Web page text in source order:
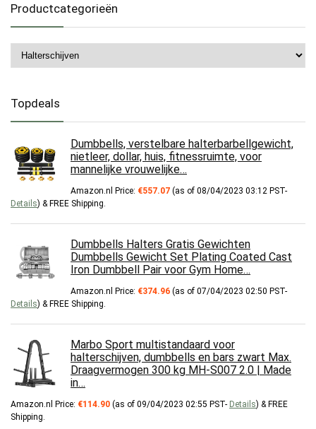
Productcategorieën
Topdeals
Dumbbells, verstelbare halterbarbellgewicht,
nietleer, dollar, huis, fitnessruimte, voor
mannelijke vrouwelijke…
Amazon.nl Price: €557.07 (as of 08/04/2023 03:12 PST-
Details) & FREE Shipping
Dumbbells Halters Gratis Gewichten
Dumbbells Gewicht Set Plating Coated Cast
Iron Dumbbell Pair voor Gym Home…
Amazon.nl Price: €374.96 (as of 07/04/2023 02:50 PST-
Details) & FREE Shipping
Marbo Sport multistandaard voor
halterschijven, dumbbells en bars zwart Max.
Draagvermogen 300 kg MH-S007 2.0 | Made
in…
Amazon.nl Price: €114.90 (as of 09/04/2023 02:55 PST- Details) & FREE
Shipping